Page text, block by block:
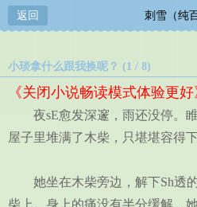
返回 刺雪（纯
小琰拿什么跟我换呢？ (1 / 8)
《关闭小说畅读模式体验更好
夜sE愈发深邃，雨还没停。睢
屋子里堆满了木柴，只堪堪容得下
她坐在木柴旁边，解下Sh透的
柴上。身上的痛没有半分缓解，